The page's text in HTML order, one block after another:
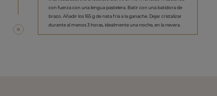
con fuerza con una lengua pastelera. Batir con una batidora de
brazo. Añadir los 165 g de nata fría a la ganache. Dejar cristalizar
durante al menos 3 horas, idealmente una noche, en la nevera.